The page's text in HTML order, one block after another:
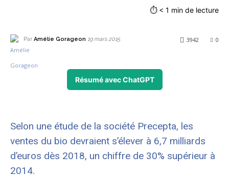
⏱ < 1 min de lecture
Par Amélie Gorageon 19 mars 2015 0
3942
Résumé avec ChatGPT
Selon une étude de la société Precepta, les
ventes du bio devraient s’élever à 6,7 milliards
d’euros dès 2018, un chiffre de 30% supérieur à
2014.